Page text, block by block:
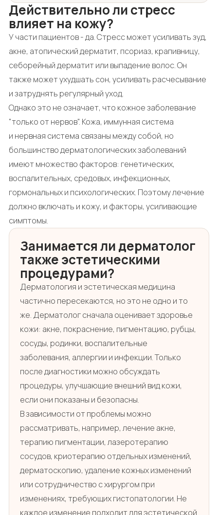
Действительно ли стресс
влияет на кожу?
У части пациентов - да. Стресс может усиливать зуд,
акне, атопический дерматит, псориаз, крапивницу,
себорейный дерматит или выпадение волос. Он
также может ухудшать сон, усиливать расчесывание
и затруднять регулярный уход.
Однако это не означает, что кожное заболевание
"только от нервов". Кожа, иммунная система
и нервная система связаны между собой, но
большинство дерматологических заболеваний
имеют множество факторов: генетических,
воспалительных, средовых, инфекционных,
гормональных и психологических. Поэтому лечение
должно включать и кожу, и факторы, усиливающие
симптомы.
Занимается ли дерматолог
также эстетическими
процедурами?
Дерматология и эстетическая медицина
частично пересекаются, но это не одно и то
же. Дерматолог сначала оценивает здоровье
кожи: акне, покраснение, пигментацию, рубцы,
сосуды, родинки, воспалительные
заболевания, аллергии и инфекции. Только
после диагностики можно обсуждать
процедуры, улучшающие внешний вид кожи,
если они показаны и безопасны.
В зависимости от проблемы можно
рассматривать, например, лечение акне,
терапию пигментации, лазеротерапию
сосудов, криотерапию отдельных изменений,
дерматоскопию, удаление кожных изменений
или сотрудничество с хирургом при
изменениях, требующих гистопатологии. Не
каждое изменение подходит для эстетической